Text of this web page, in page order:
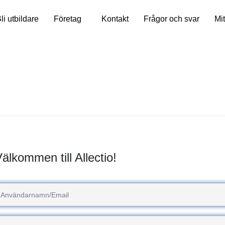
utbildare Företag Kontakt Frågor och svar
till Allectio!